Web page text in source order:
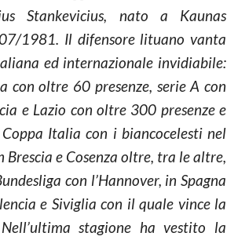
Stankevicius, nato a Kaunas
1981. Il difensore lituano vanta
ed internazionale invidiabile:
con oltre 60 presenze, serie A con
e Lazio con oltre 300 presenze e
Italia con i biancocelesti nel
Brescia e Cosenza oltre, tra le altre,
con l’Hannover, in Spagna
e Siviglia con il quale vince la
stagione ha vestito la